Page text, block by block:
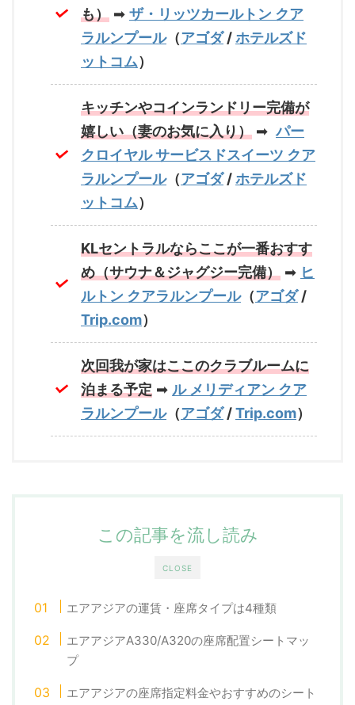
も） ➡ ザ・リッツカールトン クア
ラルンプール（アゴダ/ホテルズド
ットコム）
キッチンやコインランドリー完備が
嬉しい（妻のお気に入り） ➡パー
クロイヤル サービスドスイーツ クア
ラルンプール（アゴダ/ホテルズド
ットコム）
KLセントラルならここが一番おすす
め（サウナ＆ジャグジー完備） ➡ ヒ
ルトン クアラルンプール（アゴダ/
Trip.com）
次回我が家はここのクラブルームに
泊まる予定 ➡ ル メリディアン クア
ラルンプール（アゴダ/Trip.com）
CLOSE
この記事を流し読み
エアアジアの運賃・座席タイプは4種類
エアアジアA330/A320の座席配置シートマッ
プ
エアアジアの座席指定料金やおすすめのシート